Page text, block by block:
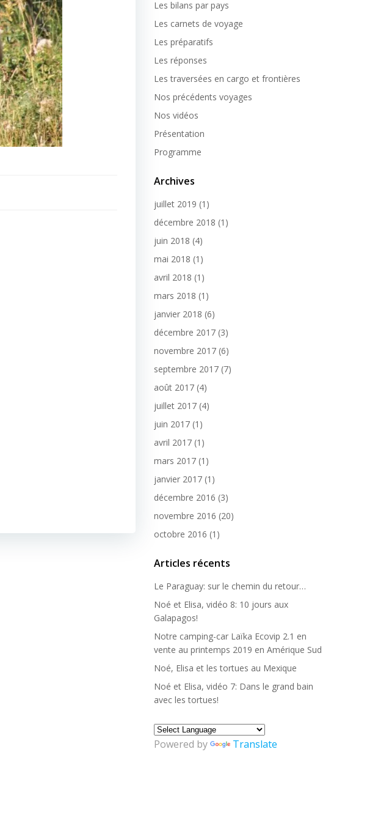
Les bilans par pays
Les carnets de voyage
Les préparatifs
Les réponses
Les traversées en cargo et frontières
Nos précédents voyages
Nos vidéos
Présentation
Programme
Archives
juillet 2019 (1)
décembre 2018 (1)
juin 2018 (4)
mai 2018 (1)
avril 2018 (1)
mars 2018 (1)
janvier 2018 (6)
décembre 2017 (3)
novembre 2017 (6)
septembre 2017 (7)
août 2017 (4)
juillet 2017 (4)
juin 2017 (1)
avril 2017 (1)
mars 2017 (1)
janvier 2017 (1)
décembre 2016 (3)
novembre 2016 (20)
octobre 2016 (1)
Articles récents
Le Paraguay: sur le chemin du retour…
Noé et Elisa, vidéo 8: 10 jours aux
Galapagos!
Notre camping-car Laïka Ecovip 2.1 en
vente au printemps 2019 en Amérique Sud
Noé, Elisa et les tortues au Mexique
Noé et Elisa, vidéo 7: Dans le grand bain
avec les tortues!
Powered by Translate